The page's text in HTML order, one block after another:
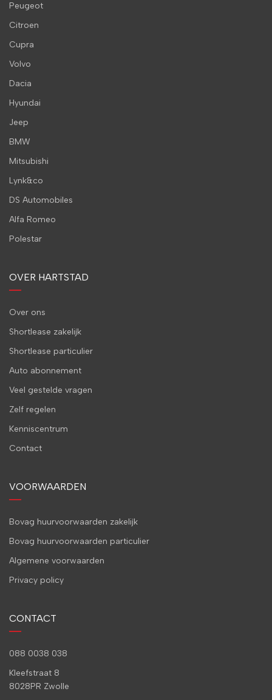
Peugeot
Citroen
Cupra
Volvo
Dacia
Hyundai
Jeep
BMW
Mitsubishi
Lynk&co
DS Automobiles
Alfa Romeo
Polestar
OVER HARTSTAD
Over ons
Shortlease zakelijk
Shortlease particulier
Auto abonnement
Veel gestelde vragen
Zelf regelen
Kenniscentrum
Contact
VOORWAARDEN
Bovag huurvoorwaarden zakelijk
Bovag huurvoorwaarden particulier
Algemene voorwaarden
Privacy policy
CONTACT
088 0038 038
Kleefstraat 8
8028PR Zwolle